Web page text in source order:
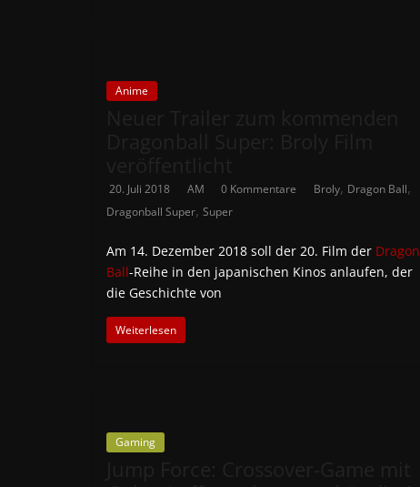
Anime
20. Juli 2018 AM 0 Kommentare Broly, Dragon Ball,
Dragonball Super, Super
Am 14. Dezember 2018 soll der 20. Film der Dragon
Ball-Reihe in den japanischen Kinos anlaufen, der
die Geschichte von
Weiterlesen
Gaming